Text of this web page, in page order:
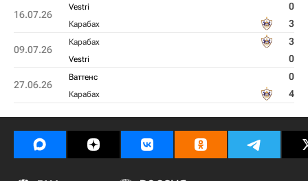
16.07.26
Vestri 0
Карабах 3
09.07.26
Карабах 3
Vestri 0
27.06.26
Ваттенс 0
Карабах 4